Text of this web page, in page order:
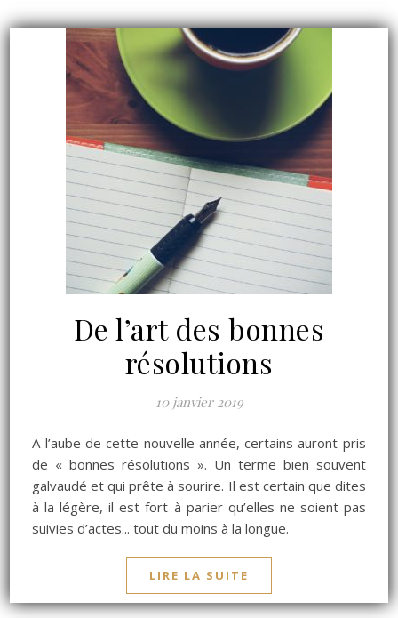
De l’art des bonnes
résolutions
10 janvier 2019
A l’aube de cette nouvelle année, certains auront pris
de « bonnes résolutions ». Un terme bien souvent
galvaudé et qui prête à sourire. Il est certain que dites
à la légère, il est fort à parier qu’elles ne soient pas
suivies d’actes... tout du moins à la longue.
LIRE LA SUITE